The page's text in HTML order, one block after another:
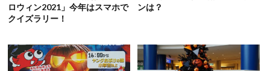
ロウィン2021」今年はスマホで
クイズラリー！
ンは？